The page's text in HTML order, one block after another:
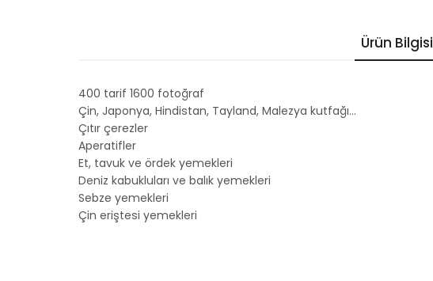
Ürün Bilgisi
400 tarif 1600 fotoğraf
Çin, Japonya, Hindistan, Tayland, Malezya kutfağı…
Çıtır çerezler
Aperatifler
Et, tavuk ve ördek yemekleri
Deniz kabukluları ve balık yemekleri
Sebze yemekleri
Çin eriştesi yemekleri